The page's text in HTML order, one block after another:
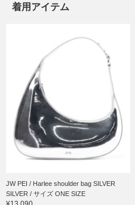
着用アイテム
JW PEI / Harlee shoulder bag SILVER
SILVER / サイズ ONE SIZE